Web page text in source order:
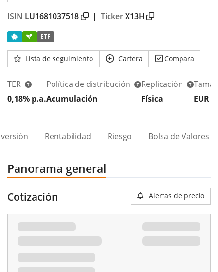
ISIN LU1681037518 | TickerX13H
ETF
Lista de seguimiento Cartera Compara
TER
0,18% p.a.
Política de distribución
Acumulación
Replicación
Física
EUR
Rentabilidad Riesgo Bolsa de Valores
Panorama general
Cotización Alertas de precio